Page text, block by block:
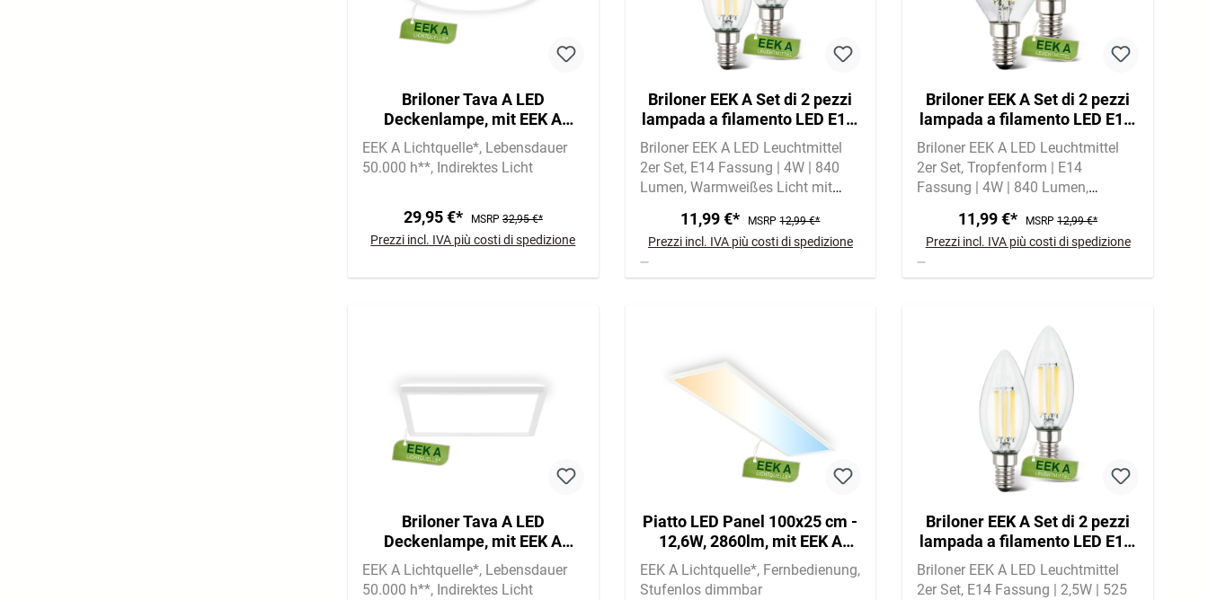
Briloner Tava A LED
Deckenlampe, mit EEK A
Lichtquelle*, Backlight, Weiß
EEK A Lichtquelle* Lebensdauer
50.000 h** Indirektes Licht
29,95 €* MSRP32,95 €*
Prezzi incl. IVA più costi di spedizione
Briloner EEK A Set di 2 pezzi
lampada a filamento LED E14,
luce bianca calda, candela
Briloner EEK A LED Leuchtmittel
2er Set E14 Fassung | 4W | 840
Lumen Warmweißes Licht mit
11,99 €* MSRP12,99 €*
Prezzi incl. IVA più costi di spedizione
Briloner EEK A Set di 2 pezzi
lampada a filamento LED E14,
luce bianca calda, gocce
Briloner EEK A LED Leuchtmittel
2er Set Tropfenform | E14
Fassung | 4W | 840 Lumen
11,99 €* MSRP12,99 €*
Prezzi incl. IVA più costi di spedizione
Briloner Tava A LED
Deckenlampe, mit EEK A
Lichtquelle*, Backlight, Weiß
EEK A Lichtquelle* Lebensdauer
50.000 h** Indirektes Licht
Piatto LED Panel 100x25 cm -
12,6W, 2860lm, mit EEK A
Lichtquelle*, Dimmbar, CCT,
Weiß
EEK A Lichtquelle* Fernbedienung
Stufenlos dimmbar
Briloner EEK A Set di 2 pezzi
lampada a filamento LED E14,
luce bianca calda, candela
Briloner EEK A LED Leuchtmittel
2er Set E14 Fassung | 2,5W | 525